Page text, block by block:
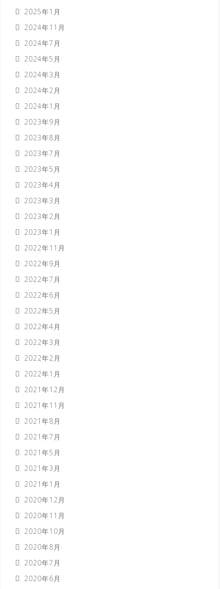
2025年1月
2024年11月
2024年7月
2024年5月
2024年3月
2024年2月
2024年1月
2023年9月
2023年8月
2023年7月
2023年5月
2023年4月
2023年3月
2023年2月
2023年1月
2022年11月
2022年9月
2022年7月
2022年6月
2022年5月
2022年4月
2022年3月
2022年2月
2022年1月
2021年12月
2021年11月
2021年8月
2021年7月
2021年5月
2021年3月
2021年1月
2020年12月
2020年11月
2020年10月
2020年8月
2020年7月
2020年6月